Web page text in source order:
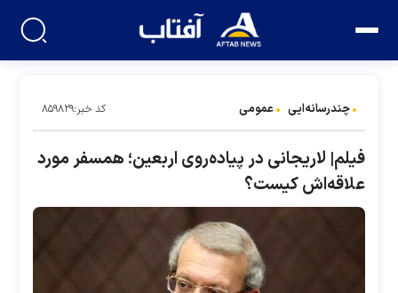
چندرسانه‌ایی عمومی کد خبر:۸۵۹۸۲۹
فیلم| لاریجانی در پیاده‌روی اربعین؛ همسفر مورد
علاقه‌اش کیست؟